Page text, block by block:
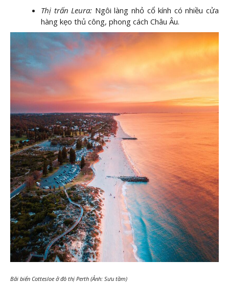
Thị trấn Leura: Ngôi làng nhỏ cổ kính có nhiều cửa
hàng kẹo thủ công, phong cách Châu Âu.
Bãi biển Cottesloe ở đô thị Perth (Ảnh: Sưu tầm)